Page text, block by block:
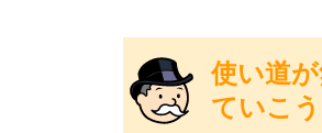
使い道
ていこう